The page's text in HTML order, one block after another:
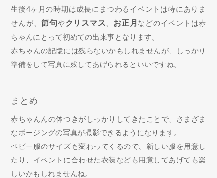
生後4ヶ月の時期は成長にまつわるイベントは特にありま
せんが、節句やクリスマス お正月 などのイベントは赤
ちゃんにとって初めての出来事となります。
赤ちゃんの記憶には残らないかもしれませんが、しっかり
準備をして写真に残してあげられるといいですね。
まとめ
赤ちゃんんの体つきがしっかりしてきたことで、さまざま
なポージングの写真が撮影できるようになります。
ベビー服のサイズも変わってくるので、新しい服を用意し
たり、イベントに合わせた衣装なども用意してあげても楽
しいかもしれませんね。